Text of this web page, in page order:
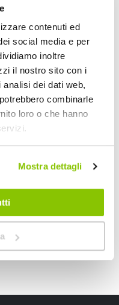
contenuti ed
social media e per
inoltre
il nostro sito con i
dei dati web,
combinarle
loro o che hanno
Mostra dettagli
- NOMURA
Lampadina T10 a
NOMURA
29,70 €